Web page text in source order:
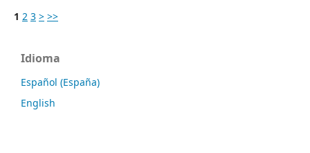
1 2 3 > >>
Idioma
Español (España)
English